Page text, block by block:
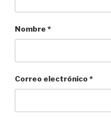
Nombre *
Correo electrónico *